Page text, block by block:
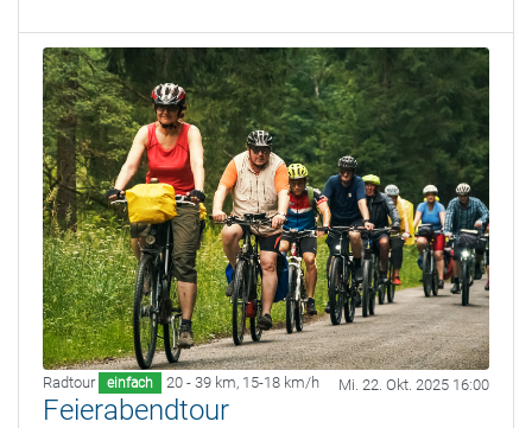
Radtour einfach 20 - 39 km, 15-18 km/h Mi. 22. Okt. 2025 16:00
Feierabendtour